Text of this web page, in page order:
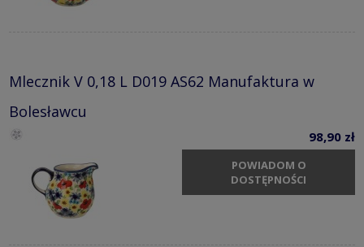
Mlecznik V 0,18 L D019 AS62 Manufaktura w
Bolesławcu
98,90 zł
POWIADOM O
DOSTĘPNOŚCI